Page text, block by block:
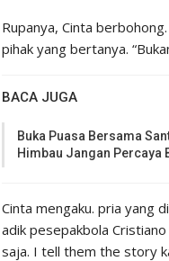
Rupanya, Cinta
pihak yang bertanya.
BACA JUGA
Buka Puasa Bersama
Himbau Jangan Percaya
Cinta mengaku. pria yang
adik pesepakbola
saja. I tell them the story